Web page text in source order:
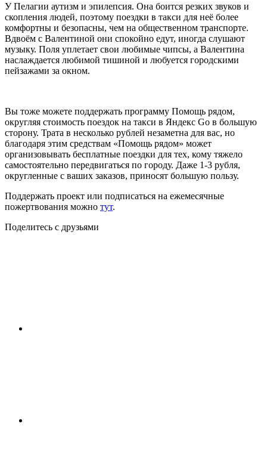
У Пелагии аутизм и эпилепсия. Она боится резких звуков и
скопления людей, поэтому поездки в такси для неё более
комфортны и безопасны, чем на общественном транспорте.
Вдвоём с Валентиной они спокойно едут, иногда слушают
музыку. Поля уплетает свои любимые чипсы, а Валентина
наслаждается любимой тишиной и любуется городскими
пейзажами за окном.
Вы тоже можете поддержать программу Помощь рядом,
округляя стоимость поездок на такси в Яндекс Go в большую
сторону. Трата в несколько рублей незаметна для вас, но
благодаря этим средствам «Помощь рядом» может
организовывать бесплатные поездки для тех, кому тяжело
самостоятельно передвигаться по городу. Даже 1-3 рубля,
округленные с ваших заказов, приносят большую пользу.
Поддержать проект или подписаться на ежемесячные
пожертвования можно тут.
Поделитесь с друзьями